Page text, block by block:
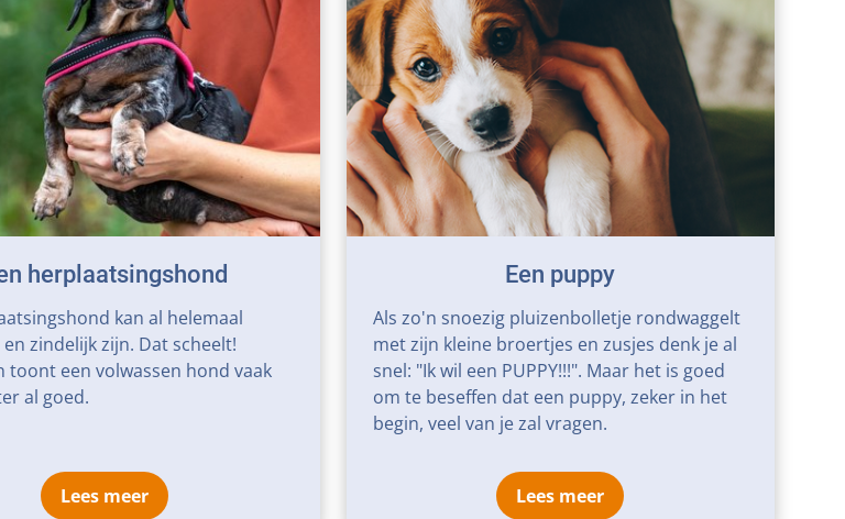
herplaatsingshond
kan al helemaal
zindelijk zijn. Dat scheelt!
toont een volwassen hond vaak
al goed.
Lees meer
Een puppy
Als zo'n snoezig pluizenbolletje rondwaggelt
met zijn kleine broertjes en zusjes denk je al
snel: "Ik wil een PUPPY!!!". Maar het is goed
om te beseffen dat een puppy, zeker in het
begin, veel van je zal vragen.
Lees meer